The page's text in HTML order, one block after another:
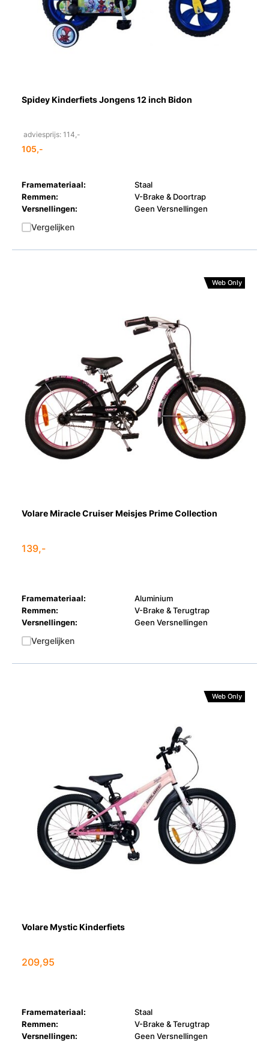
Spidey Kinderfiets Jongens 12 inch Bidon
adviesprijs: 114,-
105,-
Framemateriaal:
Staal
Remmen:
V-Brake & Doortrap
Versnellingen:
Geen Versnellingen
Vergelijken
Web Only
Volare Miracle Cruiser Meisjes Prime Collection
139,-
Framemateriaal:
Aluminium
Remmen:
V-Brake & Terugtrap
Versnellingen:
Geen Versnellingen
Vergelijken
Web Only
Volare Mystic Kinderfiets
209,95
Framemateriaal:
Staal
Remmen:
V-Brake & Terugtrap
Versnellingen:
Geen Versnellingen